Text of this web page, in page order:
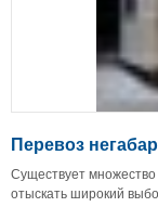
Перевоз
Существует
отыскать широкий